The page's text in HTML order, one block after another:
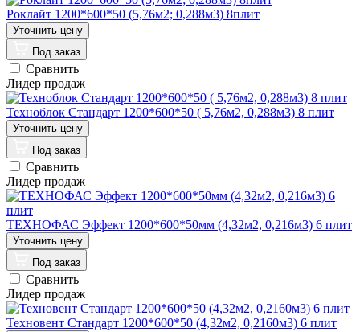
Роклайт 1200*600*50 (5,76м2; 0,288м3) 8плит
Под заказ
Сравнить
Лидер продаж
Техноблок Стандарт 1200*600*50 ( 5,76м2, 0,288м3) 8 плит
Под заказ
Сравнить
Лидер продаж
ТЕХНОФАС Эффект 1200*600*50мм (4,32м2, 0,216м3) 6 плит
Под заказ
Сравнить
Лидер продаж
Техновент Стандарт 1200*600*50 (4,32м2, 0,2160м3) 6 плит